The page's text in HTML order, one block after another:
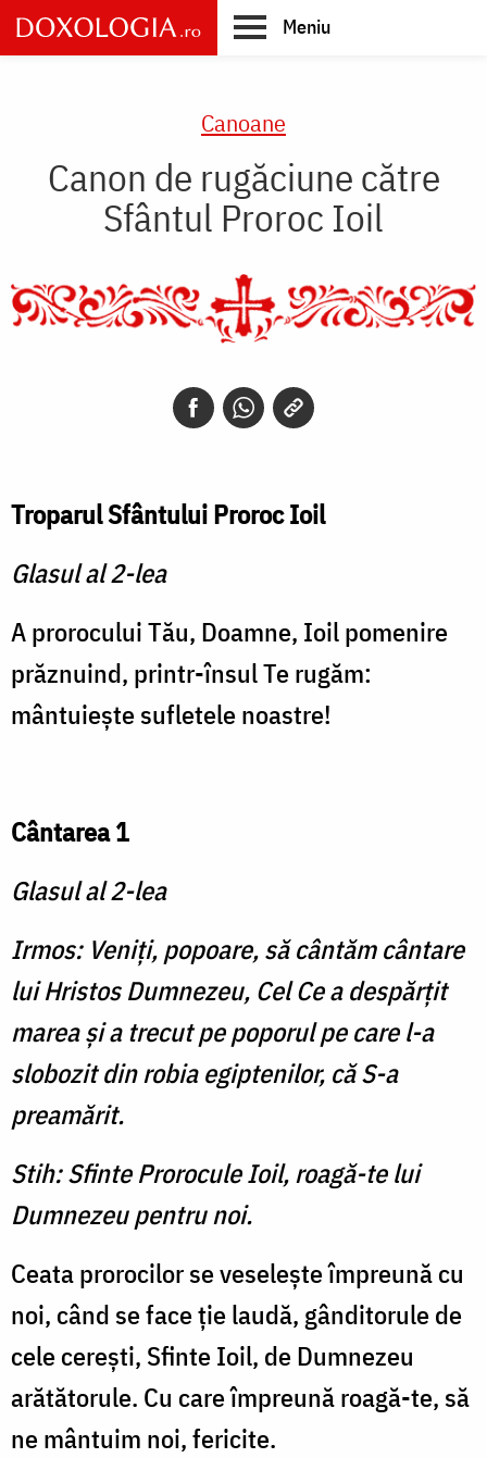
Skip
to
main
Meniu
Canoane
Canon de rugăciune către
Sfântul Proroc Ioil
Troparul Sfântului Proroc Ioil
Glasul al 2-lea
A prorocului Tău, Doamne, Ioil pomenire
prăznuind, printr-însul Te rugăm:
mântuieşte sufletele noastre!
Cântarea 1
Glasul al 2-lea
Irmos: Veniţi, popoare, să cân­tăm cântare
lui Hristos Dumnezeu, Cel Ce a despărţit
marea şi a trecut pe poporul pe care l-a
slobozit din robia egiptenilor, că S-a
preamărit.
Stih: Sfinte Prorocule Ioil, roagă-te lui
Dumnezeu pentru noi.
Ceata prorocilor se vese­leşte împreună cu
noi, când se face ţie laudă, gânditorule de
cele cereşti, Sfinte Ioil, de Dumnezeu
arătătorule. Cu care împreună roagă-te, să
ne mântuim noi, fericite.